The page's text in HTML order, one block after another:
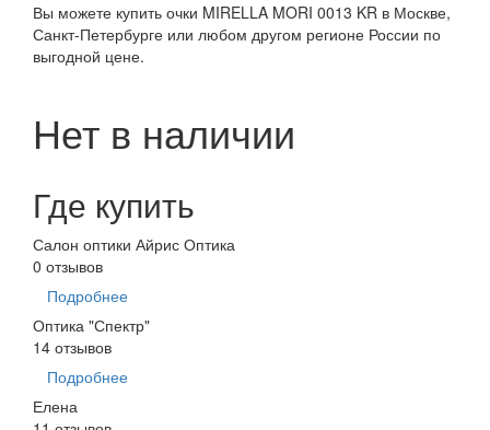
Вы можете купить очки MIRELLA MORI 0013 KR в Москве,
Санкт-Петербурге или любом другом регионе России по
выгодной цене.
Нет в наличии
Где купить
Салон оптики Айрис Оптика
0 отзывов
Подробнее
Оптика "Спектр"
14 отзывов
Подробнее
Елена